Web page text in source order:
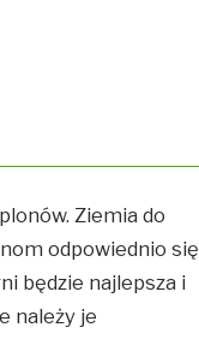
Ziemia do
odpowiednio się
będzie najlepsza i
należy je